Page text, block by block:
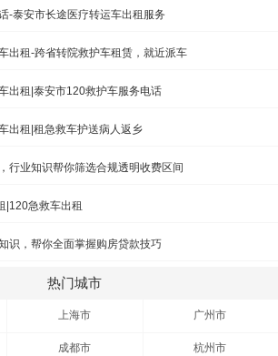
-泰安市长途医疗转运车出租服务
出租-跨省转院救护车租赁，就近派车
出租|泰安市120救护车服务电话
出租|租急救车护送病人返乡
行业知识帮你筛选合规透明收费区间
|120急救车出租
识，帮你全面掌握购房贷款技巧
热门城市
上海市 广州市
成都市 杭州市